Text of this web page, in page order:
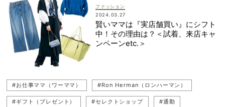
ファッション
2024.03.27
賢いママは『実店舗買い』にシフト
中！その理由は？＜試着、来店キャ
ンペーンetc.＞
#お仕事ママ（ワーママ） #Ron Herman（ロンハーマン）
#ギフト（プレゼント） #セレクトショップ #通勤